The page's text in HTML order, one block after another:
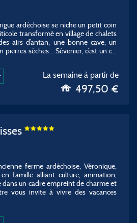
ardéchoise se niche un petit coin
transformé en village de chalets
airs d’antan, une bonne cave, un
sèches… Sévenier, c’est un c...
La semaine à partir de
497,50 €
ferme ardéchoise, Véronique,
famille alliant culture, animation,
un cadre empreint de charme et
vous invite à vivre des vacances